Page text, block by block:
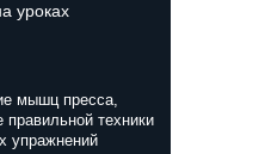
уроках
мышц пресса,
правильной техники
упражнений